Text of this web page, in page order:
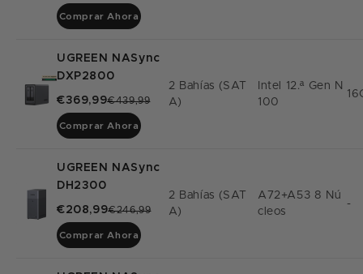
Comprar Ahora
UGREEN NASync
DXP2800
€369,99€439,99
Comprar Ahora
2 Bahías (SAT
A)
Intel 12.ª Gen N
100
UGREEN NASync
DH2300
€208,99€246,99
Comprar Ahora
2 Bahías (SAT
A)
A72+A53 8 Nú
Cleos
-